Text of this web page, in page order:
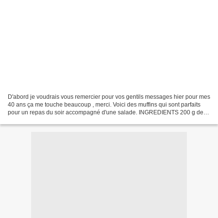
D'abord je voudrais vous remercier pour vos gentils messages hier pour mes
40 ans ça me touche beaucoup , merci. Voici des muffins qui sont parfaits
pour un repas du soir accompagné d'une salade. INGREDIENTS 200 g de